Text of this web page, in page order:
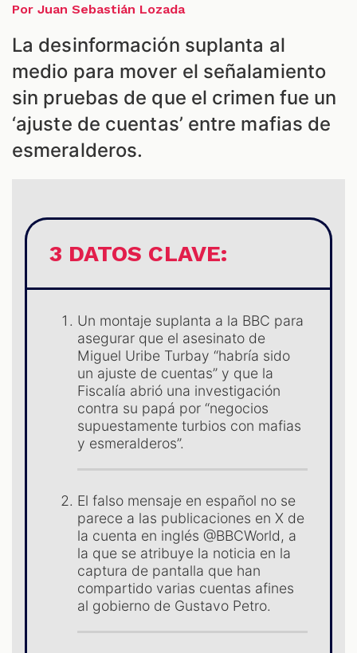
Por Juan Sebastián Lozada
La desinformación suplanta al
medio para mover el señalamiento
sin pruebas de que el crimen fue un
‘ajuste de cuentas’ entre mafias de
esmeralderos.
3 DATOS CLAVE:
Un montaje suplanta a la BBC para
asegurar que el asesinato de
Miguel Uribe Turbay “habría sido
un ajuste de cuentas” y que la
Fiscalía abrió una investigación
contra su papá por “negocios
supuestamente turbios con mafias
y esmeralderos”.
El falso mensaje en español no se
parece a las publicaciones en X de
la cuenta en inglés @BBCWorld, a
la que se atribuye la noticia en la
captura de pantalla que han
compartido varias cuentas afines
al gobierno de Gustavo Petro.